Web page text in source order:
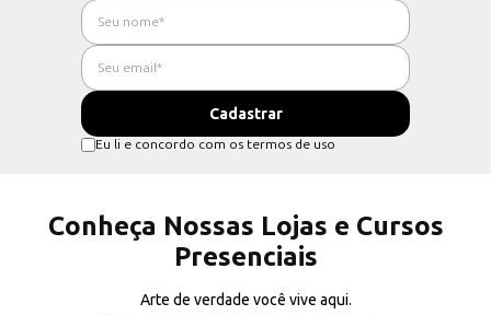
Eu li e concordo com os termos de uso
Conheça Nossas Lojas e Cursos
Presenciais
Arte de verdade você vive aqui.